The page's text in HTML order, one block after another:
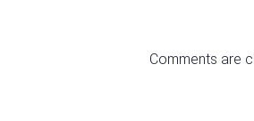
Comments are